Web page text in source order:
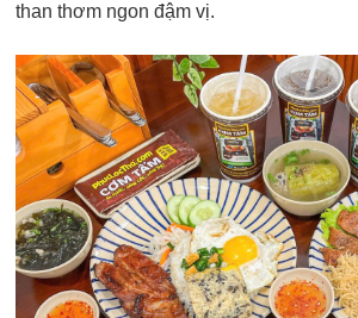
than thơm ngon đậm vị.